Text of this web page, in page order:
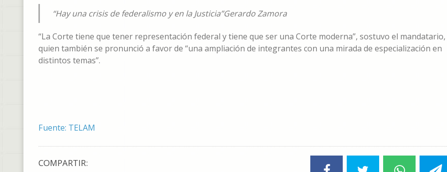
“Hay una crisis de federalismo y en la Justicia”Gerardo Zamora
“La Corte tiene que tener representación federal y tiene que ser una Corte moderna”, sostuvo el mandatario,
quien también se pronunció a favor de “una ampliación de integrantes con una mirada de especialización en
distintos temas”.
Fuente: TELAM
COMPARTIR: